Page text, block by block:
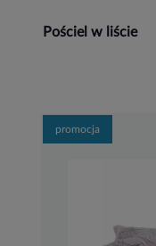
Pościel w liście
promocja